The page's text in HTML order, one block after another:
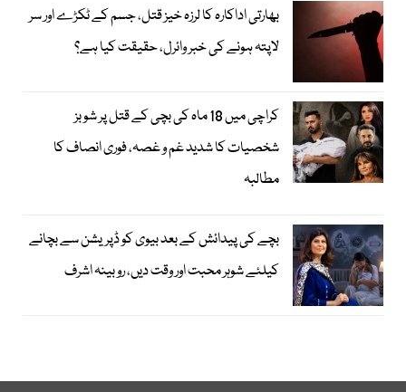
بھارتی اداکارہ کا لرزہ خیز قتل، جسم کے ٹکڑے اور سر
لاپتہ ہونے کی خبر وائرل، حقیقت کیا ہے؟
کراچی میں 18 ماہ کی بچی کے قتل پر شوبز
شخصیات کا شدید غم و غصہ، فوری انصاف کا
مطالبہ
بچے کی پیدائش کے بعد بیوی کو ڈپریشن سے بچانے
کیلئے شوہر محبت اور وقت دیں، روبینہ اشرف